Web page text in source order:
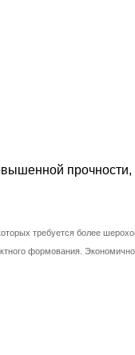
требуется более
формования.